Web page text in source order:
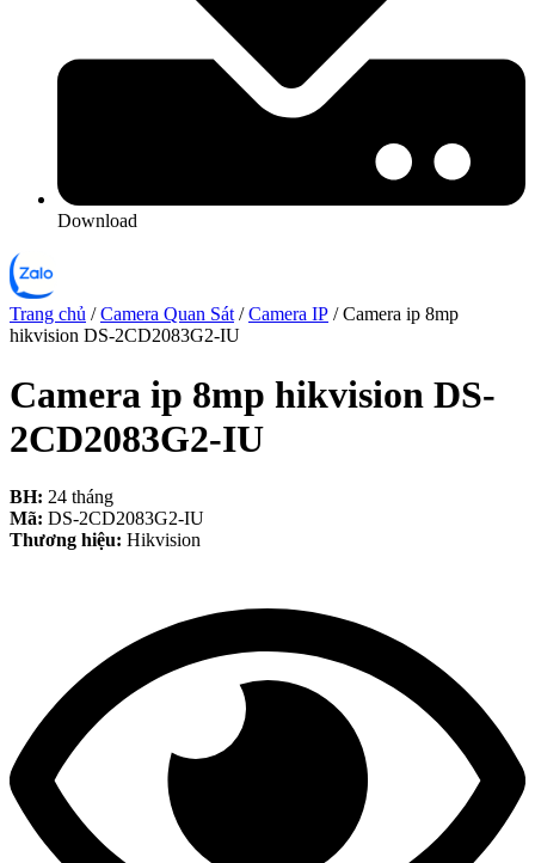
Download
Trang chủ /Camera Quan Sát /Camera IP / Camera ip 8mp
hikvision DS-2CD2083G2-IU
Camera ip 8mp hikvision DS-
2CD2083G2-IU
BH: 24 tháng
Mã: DS-2CD2083G2-IU
Thương hiệu: Hikvision